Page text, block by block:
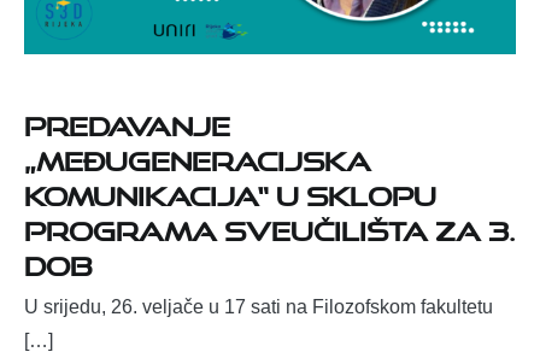
Predavanje
„Međugeneracijska
komunikacija“ u sklopu
programa Sveučilišta za 3.
dob
U srijedu, 26. veljače u 17 sati na Filozofskom fakultetu
[…]